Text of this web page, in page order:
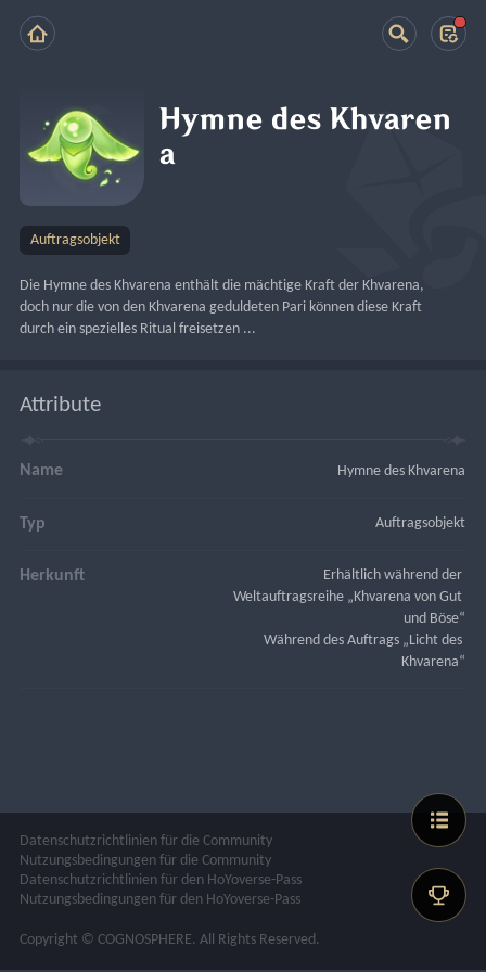
Hymne des Khvaren
a
Auftragsobjekt
Die Hymne des Khvarena enthält die mächtige Kraft der Khvarena,
doch nur die von den Khvarena geduldeten Pari können diese Kraft
durch ein spezielles Ritual freisetzen ...
Attribute
Name Hymne des Khvarena
Typ Auftragsobjekt
Herkunft
Erhältlich während der
Weltauftragsreihe „Khvarena von Gut
und Böse“
Während des Auftrags „Licht des
Khvarena“
Datenschutzrichtlinien für die Community
Nutzungsbedingungen für die Community
Datenschutzrichtlinien für den HoYoverse-Pass
Nutzungsbedingungen für den HoYoverse-Pass
Copyright © COGNOSPHERE. All Rights Reserved.